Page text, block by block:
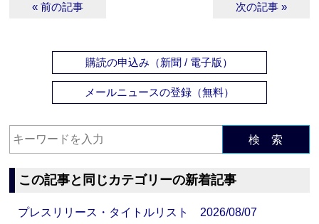
« 前の記事 次の記事 »
購読の申込み（新聞 / 電子版）
メールニュースの登録（無料）
検 索
この記事と同じカテゴリーの新着記事
プレスリリース・タイトルリスト 2026/08/07